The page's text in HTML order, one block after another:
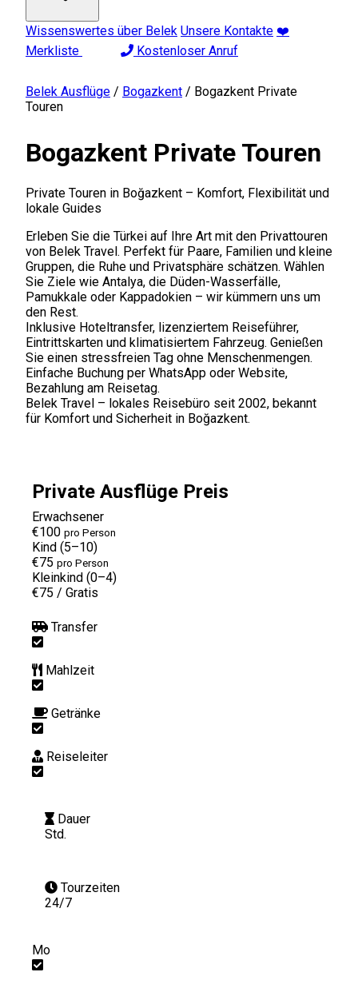
Wissenswertes über Belek Unsere Kontakte ❤️
Merkliste
Kostenloser Anruf
Belek Ausflüge / Bogazkent / Bogazkent Private
Touren
Bogazkent Private Touren
Private Touren in Boğazkent – Komfort, Flexibilität und
lokale Guides
Erleben Sie die Türkei auf Ihre Art mit den Privattouren
von Belek Travel. Perfekt für Paare, Familien und kleine
Gruppen, die Ruhe und Privatsphäre schätzen. Wählen
Sie Ziele wie Antalya, die Düden-Wasserfälle,
Pamukkale oder Kappadokien – wir kümmern uns um
den Rest.
Inklusive Hoteltransfer, lizenziertem Reiseführer,
Eintrittskarten und klimatisiertem Fahrzeug. Genießen
Sie einen stressfreien Tag ohne Menschenmengen.
Einfache Buchung per WhatsApp oder Website,
Bezahlung am Reisetag.
Belek Travel – lokales Reisebüro seit 2002, bekannt
für Komfort und Sicherheit in Boğazkent.
Private Ausflüge Preis
Erwachsener
€100 pro Person
Kind (5–10)
€75 pro Person
Kleinkind (0–4)
€75 / Gratis
Transfer
Mahlzeit
Getränke
Reiseleiter
Dauer
Std.
Tourzeiten
24/7
Mo